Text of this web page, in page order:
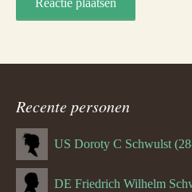
Recente personen